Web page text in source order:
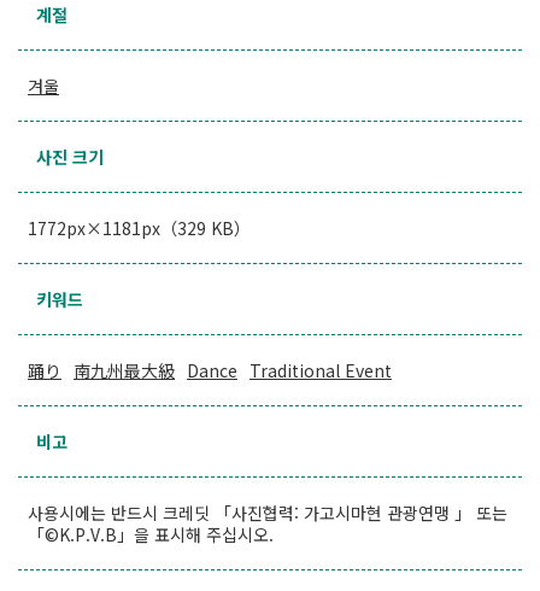
계절
겨울
사진 크기
1772px×1181px（329 KB）
키워드
踊り 南九州最大級 Dance Traditional Event
비고
사용시에는 반드시 크레딧 「사진협력: 가고시마현 관광연맹 」 또는
「©K.P.V.B」을 표시해 주십시오.